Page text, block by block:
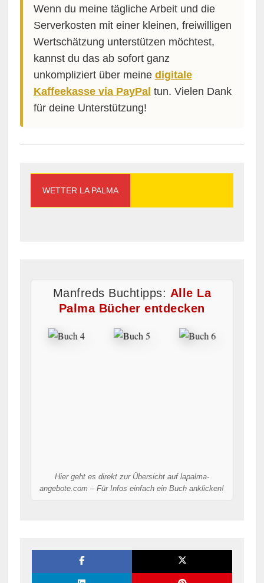
Wenn du meine tägliche Arbeit und die
Serverkosten mit einer kleinen, freiwilligen
Wertschätzung unterstützen möchtest,
kannst du das ab sofort ganz
unkompliziert über meine digitale
Kaffeekasse via PayPal tun. Vielen Dank
für deine Unterstützung!
WETTER LA PALMA
Manfreds Buchtipps: Alle La
Palma Bücher entdecken
Hier geht es direkt zur Übersicht auf lapalma-
angebote.com – Für Infos einfach ein Buch anklicken!